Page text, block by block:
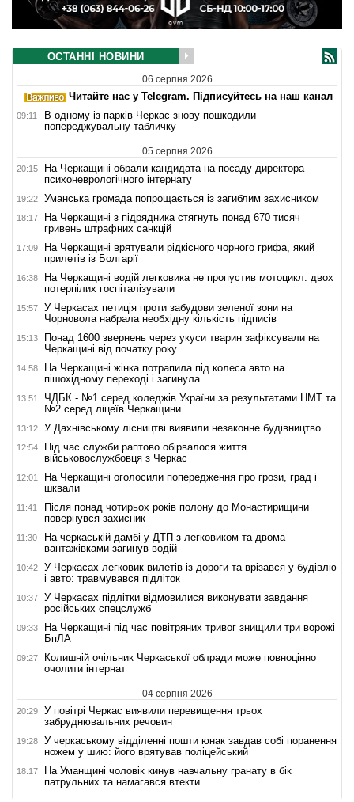
ОСТАННІ НОВИНИ
06 серпня 2026
Читайте нас у Telegram. Підписуйтесь на наш канал
09:11
В одному із парків Черкас знову пошкодили
попереджувальну табличку
05 серпня 2026
20:15
На Черкащині обрали кандидата на посаду директора
психоневрологічного інтернату
19:22 Уманська громада попрощається із загиблим захисником
18:17
На Черкащині з підрядника стягнуть понад 670 тисяч
гривень штрафних санкцій
17:09
На Черкащині врятували рідкісного чорного грифа, який
прилетів із Болгарії
16:38
На Черкащині водій легковика не пропустив мотоцикл: двох
потерпілих госпіталізували
15:57
У Черкасах петиція проти забудови зеленої зони на
Чорновола набрала необхідну кількість підписів
15:13
Понад 1600 звернень через укуси тварин зафіксували на
Черкащині від початку року
14:58
На Черкащині жінка потрапила під колеса авто на
пішохідному переході і загинула
13:51
ЧДБК - №1 серед коледжів України за результатами НМТ та
№2 серед ліцеїв Черкащини
13:12 У Дахнівському лісництві виявили незаконне будівництво
12:54
Під час служби раптово обірвалося життя
військовослужбовця з Черкас
12:01
На Черкащині оголосили попередження про грози, град і
шквали
11:41
Після понад чотирьох років полону до Монастирищини
повернувся захисник
11:30
На черкаській дамбі у ДТП з легковиком та двома
вантажівками загинув водій
10:42
У Черкасах легковик вилетів із дороги та врізався у будівлю
і авто: травмувався підліток
10:37
У Черкасах підлітки відмовилися виконувати завдання
російських спецслужб
09:33
На Черкащині під час повітряних тривог знищили три ворожі
БпЛА
09:27
Колишній очільник Черкаської облради може повноцінно
очолити інтернат
04 серпня 2026
20:29
У повітрі Черкас виявили перевищення трьох
забруднювальних речовин
19:28
У черкаському відділенні пошти юнак завдав собі поранення
ножем у шию: його врятував поліцейський
18:17
На Уманщині чоловік кинув навчальну гранату в бік
патрульних та намагався втекти